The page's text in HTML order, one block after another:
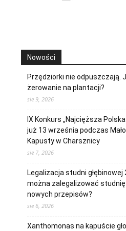
Nowości
Przędziorki nie odpuszczają.
żerowanie na plantacji?
sie 9, 2026
IX Konkurs „Najcięższa
już 13 września podczas
Kapusty w Charsznicy
sie 7, 2026
Legalizacja studni głębinowej
można zalegalizować
nowych przepisów?
sie 6, 2026
Xanthomonas na kapuście